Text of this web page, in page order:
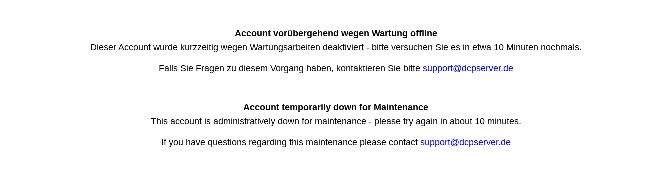
Account vorübergehend wegen Wartung offline
Dieser Account wurde kurzzeitig wegen Wartungsarbeiten deaktiviert - bitte versuchen Sie es in etwa 10 Minuten nochmals.
Falls Sie Fragen zu diesem Vorgang haben, kontaktieren Sie bitte support@dcpserver.de
Account temporarily down for Maintenance
This account is administratively down for maintenance - please try again in about 10 minutes.
If you have questions regarding this maintenance please contact support@dcpserver.de